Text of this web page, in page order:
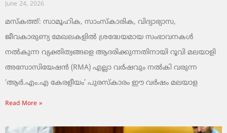
June 24, 2026
മസ്കത്ത്: സാമൂഹിക, സാംസ്‌കാരിക, വിദ്യാഭ്യാസ,
ജീവകാരുണ്യ മേഖലകളിൽ ശ്രദ്ധേയമായ സംഭാവനകൾ
നൽകുന്ന വ്യക്തിത്വങ്ങളെ ആദരിക്കുന്നതിനായി റൂവി മലയാളി
അസോസിയേഷൻ (RMA) എല്ലാ വർഷവും നൽകി വരുന്ന
‘ആർ.എം.എ കേരളീയം’ പുരസ്‌കാരം ഈ വർഷം മലയാള
Read More »